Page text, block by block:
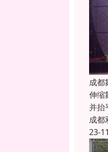
成都
伸缩
并抬
成都
23-